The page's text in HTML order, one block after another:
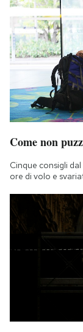
Come non
Cinque consigli
ore di volo e